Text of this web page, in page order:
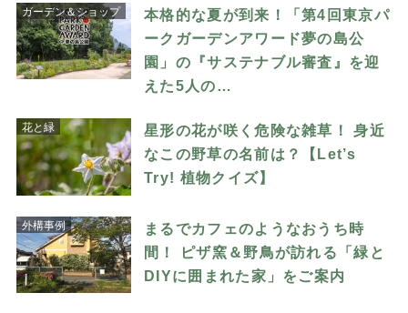
ガーデン＆ショップ
本格的な夏が到来！「第4回東京パ
ークガーデンアワード夢の島公
園」の『サステナブル審査』を迎
えた5人の…
花と緑
星形の花が咲く危険な雑草！ 身近
なこの野草の名前は？【Let’s
Try! 植物クイズ】
外構事例
まるでカフェのようなおうち時
間！ ピザ窯＆野鳥が訪れる「緑と
DIYに囲まれた家」をご案内